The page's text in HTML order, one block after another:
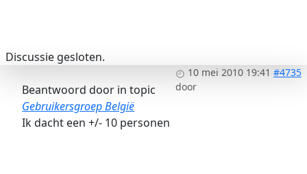
Discussie gesloten.
10 mei 2010 19:41 #4735
door
Beantwoord door in topic
Gebruikersgroep België
Ik dacht een +/- 10 personen